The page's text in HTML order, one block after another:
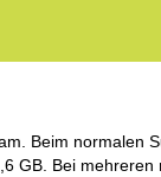
Beim normalen
GB. Bei mehreren